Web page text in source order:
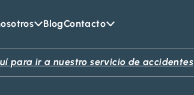
BlogContacto
para ir a nuestro servicio de accidentes